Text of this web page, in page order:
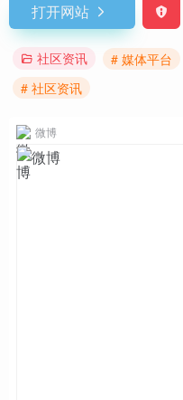
打开网站
社区资讯 # 媒体平台
# 社区资讯
微博